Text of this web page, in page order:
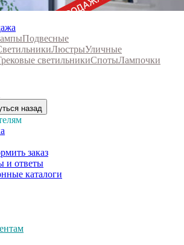
Подвесные
ЛюстрыУличные
светильникиСпотыЛампочки
назад
заказ
и ответы
каталоги